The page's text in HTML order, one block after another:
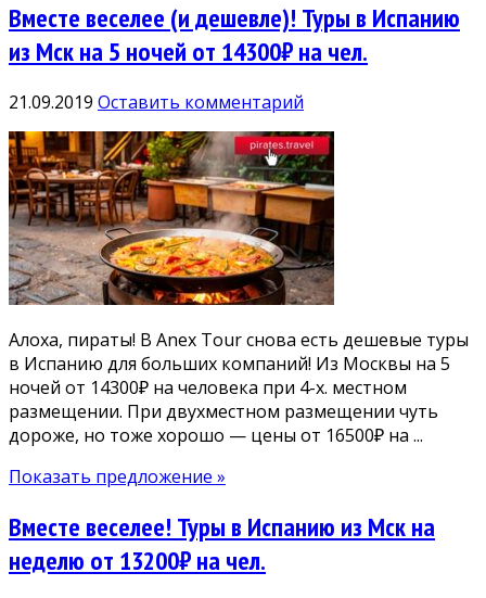
Вместе веселее (и дешевле)! Туры в Испанию
из Мск на 5 ночей от 14300₽ на чел.
21.09.2019 Оставить комментарий
Алоха, пираты! В Anex Tour снова есть дешевые туры
в Испанию для больших компаний! Из Москвы на 5
ночей от 14300₽ на человека при 4-х. местном
размещении. При двухместном размещении чуть
дороже, но тоже хорошо — цены от 16500₽ на ...
Показать предложение »
Вместе веселее! Туры в Испанию из Мск на
неделю от 13200₽ на чел.